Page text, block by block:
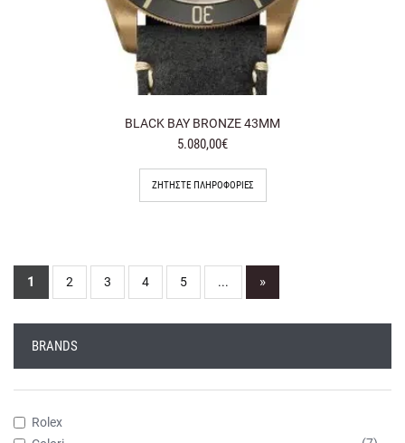
BLACK BAY BRONZE 43MM
5.080,00€
ΖΗΤΉΣΤΕ ΠΛΗΡΟΦΟΡΊΕΣ
1 2 3 4 5 ... »
BRANDS
Rolex